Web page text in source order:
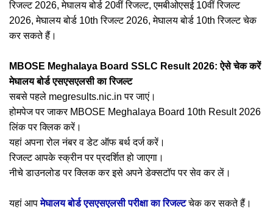
रिजल्ट 2026, मेघालय बोर्ड 20वीं रिजल्ट, एमबीओएसई 10वीं रिजल्ट
2026, मेघालय बोर्ड 10th रिजल्ट 2026, मेघालय बोर्ड 10th रिजल्ट चेक
कर सकते हैं।
MBOSE Meghalaya Board SSLC Result 2026: ऐसे चेक करें
मेघालय बोर्ड एसएसएलसी का रिजल्ट
सबसे पहले megresults.nic.in पर जाएं।
होमपेज पर जाकर MBOSE Meghalaya Board 10th Result 2026
लिंक पर क्लिक करें।
यहां अपना रोल नंबर व डेट ऑफ बर्थ दर्ज करें।
रिजल्ट आपके स्क्रीन पर प्रदर्शित हो जाएगा।
नीचे डाउनलोड पर क्लिक कर इसे अपने डेक्सटॉप पर सेव कर लें।
यहां आपमेघालय बोर्ड एसएसएलसी परीक्षा का रिजल्टचेक कर सकते हैं।